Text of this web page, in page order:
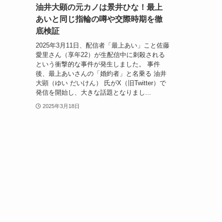
油井大顕の元カノは景井ひな！最上
あいと同じ指輪の噂や交際時期を徹
底検証
2025年3月11日、配信者「最上あい」こと佐藤
愛里さん（享年22）が生配信中に刺殺される
という衝撃的な事件が発生しました。 事件
後、最上あいさんの「婚約者」と名乗る 油井
大顕（ゆい だいけん） 氏がX（旧Twitter）で
発信を開始し、大きな話題となりまし...
2025年3月18日